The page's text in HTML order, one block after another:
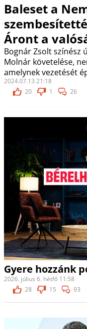
Baleset a
Áront a
Bognár Zsolt színész
Molnár követelése,
amelynek vezetését
2024.07.13 21:18
20
1 26
Gyere hozzánk
2026. július 6. hétfő 11:58
28
15 93